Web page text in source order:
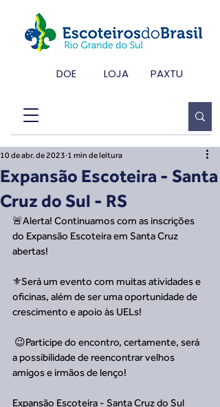
DOE LOJA PAXTU
Expansão Escoteira - Santa
Cruz do Sul - RS
10 de abr. de 2023 1 min de leitura
🚨Alerta! Continuamos com as inscrições
do Expansão Escoteira em Santa Cruz
abertas!
⚜️Será um evento com muitas atividades e
oficinas, além de ser uma oportunidade de
crescimento e apoio às UELs!
a possibilidade de reencontrar velhos
amigos e irmãos de lenço!
Expansão Escoteira - Santa Cruz do Sul